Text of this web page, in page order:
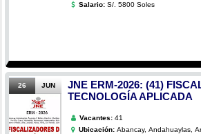
Salario: S/. 5800 Soles
26 JUN
JNE ERM-2026: (41)
TECNOLOGÍA APLICADA
Vacantes: 41
Ubicación: Abancay, Andahuaylas,